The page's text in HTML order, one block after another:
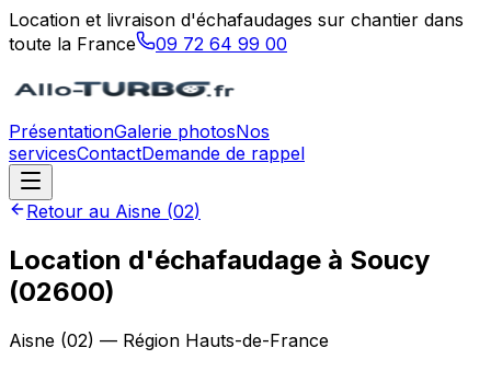
Location et livraison d'échafaudages sur chantier dans
toute la France
09 72 64 99 00
PrésentationGalerie photosNos
servicesContactDemande de rappel
Retour au Aisne (02)
Location d'échafaudage à Soucy
(02600)
Aisne (02) — Région Hauts-de-France